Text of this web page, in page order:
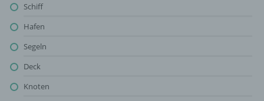
Schiff
Hafen
Segeln
Deck
Knoten